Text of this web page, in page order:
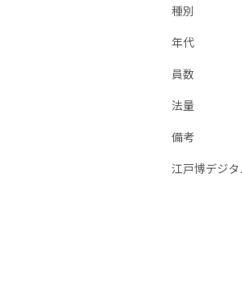
種別
年代
員数
法量
備考
江戸博デジ